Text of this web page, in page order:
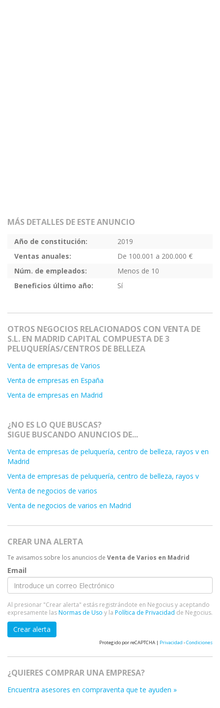
MÁS DETALLES DE ESTE ANUNCIO
Año de constitución:
2019
Ventas anuales:
De 100.001 a 200.000 €
Núm. de empleados:
Menos de 10
Beneficios último año:
Sí
OTROS NEGOCIOS RELACIONADOS CON VENTA DE
S.L. EN MADRID CAPITAL COMPUESTA DE 3
PELUQUERÍAS/CENTROS DE BELLEZA
Venta de empresas de Varios
Venta de empresas en España
Venta de empresas en Madrid
¿NO ES LO QUE BUSCAS?
SIGUE BUSCANDO ANUNCIOS DE...
Venta de empresas de peluquería, centro de belleza, rayos v en
Madrid
Venta de empresas de peluquería, centro de belleza, rayos v
Venta de negocios de varios
Venta de negocios de varios en Madrid
CREAR UNA ALERTA
Te avisamos sobre los anuncios de Venta de Varios en Madrid
Email
Al presionar "Crear alerta" estás registrándote en Negocius y aceptando
expresamente lasNormas de Uso y la Política de Privacidad de Negocius.
Crear alerta
Protegido por reCAPTCHA | Privacidad -Condiciones
¿QUIERES COMPRAR UNA EMPRESA?
Encuentra asesores en compraventa que te ayuden »